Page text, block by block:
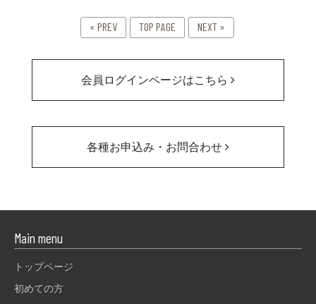
« PREV TOP PAGE NEXT »
会員ログインページはこちら
各種お申込み・お問合わせ
Main menu
トップページ
初めての方